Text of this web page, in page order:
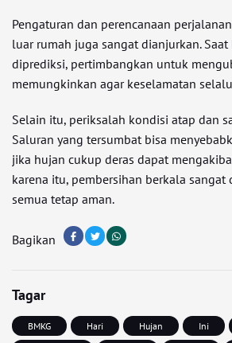
Pengaturan dan perencanaan
luar rumah juga sangat dianjurkan.
diprediksi, pertimbangkan untuk
memungkinkan agar keselamatan
Selain itu, periksalah kondisi atap dan
Saluran yang tersumbat bisa
jika hujan cukup deras dapat
karena itu, pembersihan berkala sangat
semua tetap aman.
Bagikan
Tagar
BMKG Hari Hujan Ini